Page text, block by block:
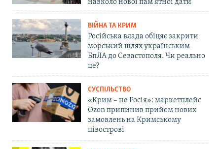
навколо нової пам'ятної дати
ВІЙНА ТА КРИМ
Російська влада обіцяє закрити
морський шлях українським
БпЛА до Севастополя. Чи реально
це?
СУСПІЛЬСТВО
«Крим – не Росія»: маркетплейс
Ozon припинив прийом нових
замовлень на Кримському
півострові